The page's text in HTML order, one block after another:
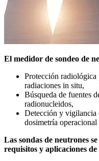
El medidor de sondeo de
Protección radiológica
radiaciones in situ,
Búsqueda de fuentes
radionucleidos,
Detección y vigilancia
dosimetría operacional
Las sondas de neutrones
requisitos y aplicaciones de